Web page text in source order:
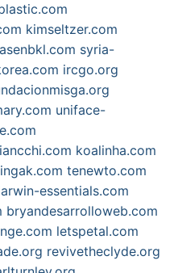
kimseltzer.com
syria-
ircgo.org
uniface-
koalinha.com
tenewto.com
essentials.com
bryandesarrolloweb.com
letspetal.com
revivetheclyde.org